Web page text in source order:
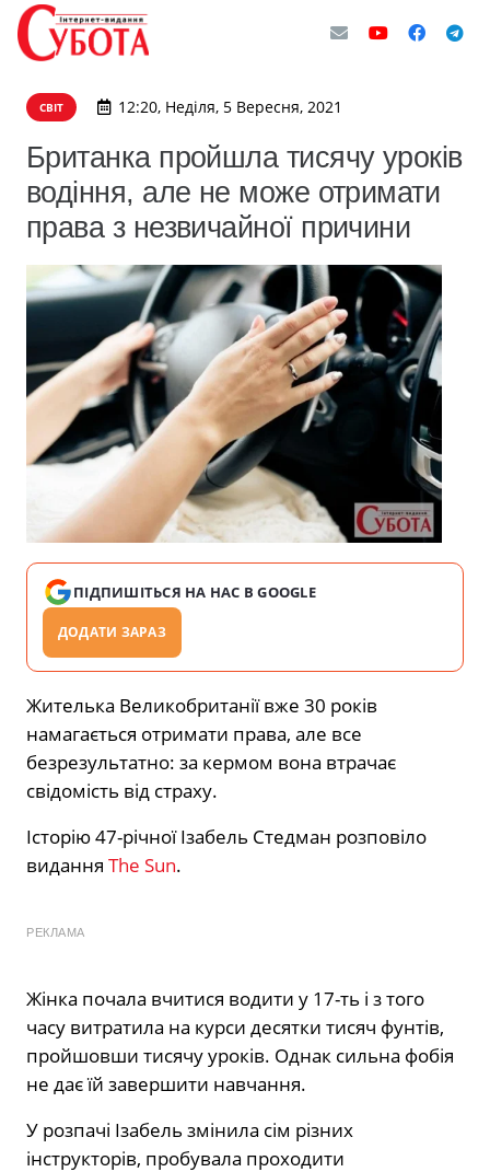
СВІТ 12:20, Неділя, 5 Вересня, 2021
Британка пройшла тисячу уроків
водіння, але не може отримати
права з незвичайної причини
ПІДПИШІТЬСЯ НА НАС В GOOGLE
ДОДАТИ ЗАРАЗ
Жителька Великобританії вже 30 років
намагається отримати права, але все
безрезультатно: за кермом вона втрачає
свідомість від страху.
Історію 47-річної Ізабель Стедман розповіло
видання The Sun.
РЕКЛАМА
Жінка почала вчитися водити у 17-ть і з того
часу витратила на курси десятки тисяч фунтів,
пройшовши тисячу уроків. Однак сильна фобія
не дає їй завершити навчання.
У розпачі Ізабель змінила сім різних
інструкторів, пробувала проходити